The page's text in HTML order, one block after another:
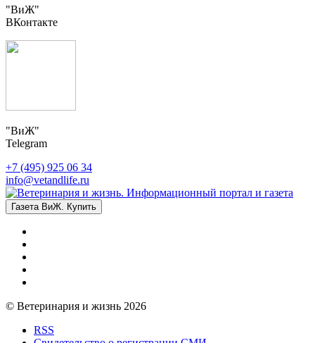
"ВиЖ"
ВКонтакте
"ВиЖ"
Telegram
+7 (495) 925 06 34
info@vetandlife.ru
Газета ВиЖ. Купить
© Ветеринария и жизнь 2026
RSS